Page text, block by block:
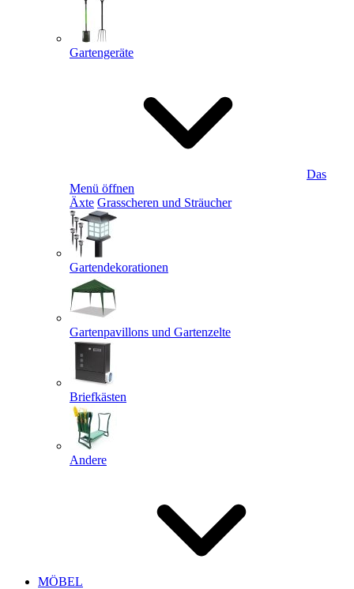
Gartengeräte
Das
Menü öffnen
Äxte Grasscheren und Sträucher
Gartendekorationen
Gartenpavillons und Gartenzelte
Briefkästen
Andere
MÖBEL